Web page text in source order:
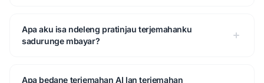
Apa aku isa ndeleng pratinjau terjemahanku
sadurunge mbayar?
Apa bedane terjemahan AI lan terjemahan